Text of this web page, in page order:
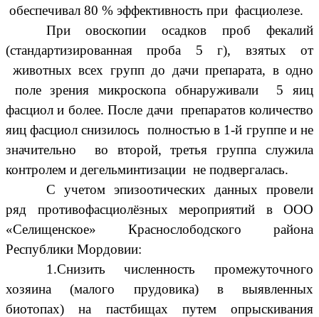
обеспечивал 80 % эффективность при фасциолезе.
При овоскопии осадков проб фекалий
(стандартизированная проба 5 г), взятых от
животных всех групп до дачи препарата, в одно
поле зрения микроскопа обнаруживали 5 яиц
фасциол и более. После дачи препаратов количество
яиц фасциол снизилось полностью в 1-й группе и не
значительно во второй, третья группа служила
контролем и дегельминтизации не подвергалась.
С учетом эпизоотических данных провели
ряд противофасциолёзных мероприятий в ООО
«Селищенское» Краснослободского района
Республики Мордовии:
1.Снизить численность промежуточного
хозяина (малого прудовика) в выявленных
биотопах) на пастбищах путем опрыскивания